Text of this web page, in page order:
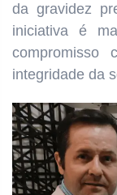
da gravidez
iniciativa é
integridade da